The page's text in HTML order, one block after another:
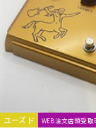
ユーズド WEB注文店頭受取